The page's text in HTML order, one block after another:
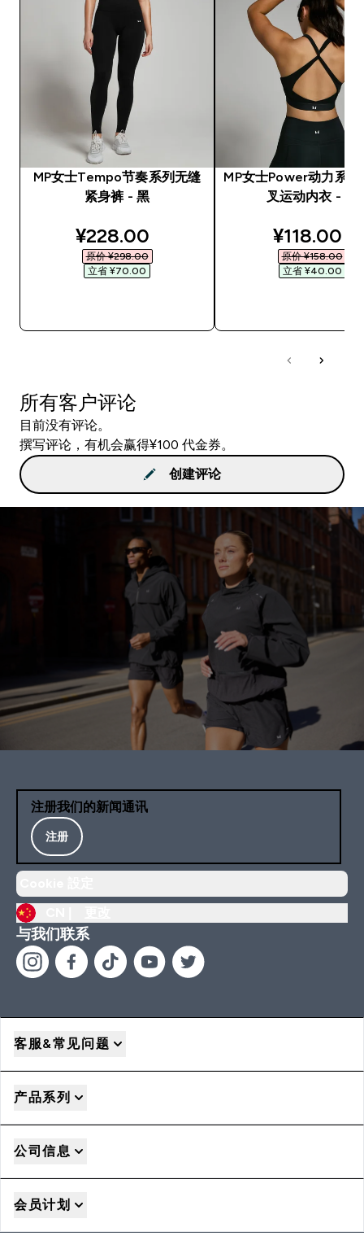
MP女士Tempo节奏系列无缝
紧身裤 - 黑
discounted price
¥228.00‎
原价 ¥298.00‎
立省 ¥70.00‎
MP女士Power动力系列
叉运动内衣 - 黑
¥118.00‎
原价 ¥158.00‎
立省 ¥40.00‎
所有客户评论
目前没有评论。
撰写评论，有机会赢得¥100 代金券。
创建评论
注册我们的新闻通讯
注册
与我们联系
客服&常见问题
产品系列
公司信息
会员计划